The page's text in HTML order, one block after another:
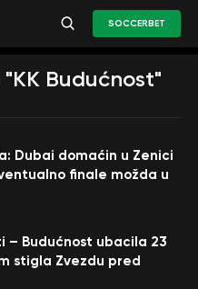
SOCCERBET
Budućnost"
Dubai domaćin u Zenici
finale možda u
– Budućnost ubacila 23
stigla Zvezdu pred